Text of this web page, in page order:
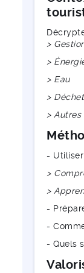
>
>
> Eau
>
> Autres
-
>
>
-
-
- Quels